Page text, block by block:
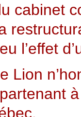
cabinet
l’effet
Lion